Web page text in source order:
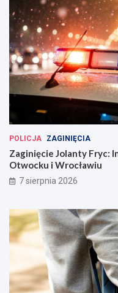
POLICJA ZAGINIĘCIA
Zaginięcie Jolanty Fryc:
Otwocku i Wrocławiu
7 sierpnia 2026